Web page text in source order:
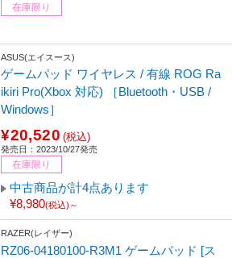
在庫限り
ASUS(エイスース)
ゲームパッド ワイヤレス / 有線 ROG Ra
ikiri Pro(Xbox 対応) ［Bluetooth・USB /
Windows］
¥20,520 (税込)
発売日：2023/10/27発売
在庫限り
中古商品が計4点あります
¥8,980(税込)～
RAZER(レイザー)
RZ06-04180100-R3M1 ゲームパッド [ス